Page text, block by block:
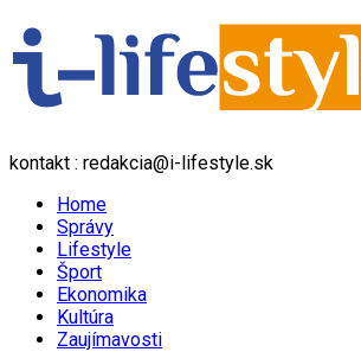
kontakt : redakcia@i-lifestyle.sk
Home
Správy
Lifestyle
Šport
Ekonomika
Kultúra
Zaujímavosti